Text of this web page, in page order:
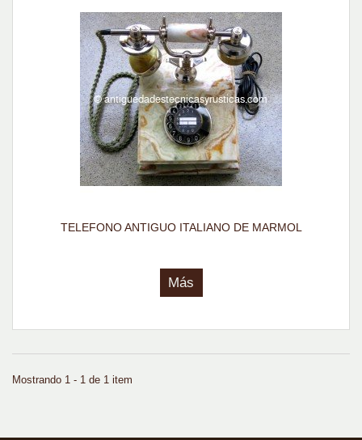
TELEFONO ANTIGUO ITALIANO DE MARMOL
Más
Mostrando 1 - 1 de 1 item